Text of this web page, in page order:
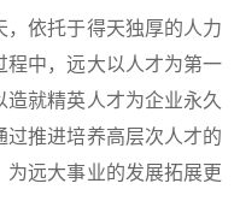
依托于得天独厚的人力
中，远大以人才为第一
就精英人才为企业永久
推进培养高层次人才的
远大事业的发展拓展更